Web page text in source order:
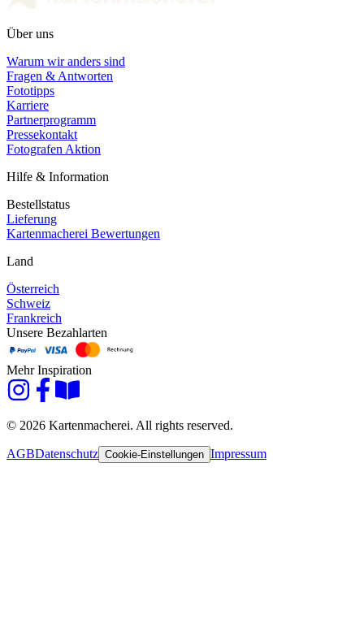
Über uns
Warum wir anders sind
Fragen & Antworten
Fototipps
Karriere
Partnerprogramm
Pressekontakt
Fotografen Aktion
Hilfe & Information
Bestellstatus
Lieferung
Kartenmacherei Bewertungen
Land
Österreich
Schweiz
Frankreich
Unsere Bezahlarten
Mehr Inspiration
© 2026 Kartenmacherei. All rights reserved.
AGBDatenschutz Cookie-Einstellungen Impressum